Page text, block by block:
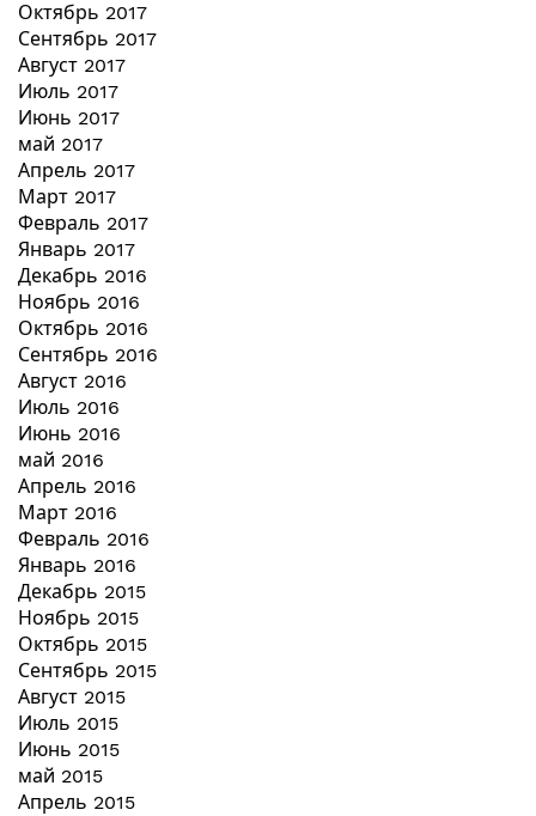
Октябрь 2017
Сентябрь 2017
Август 2017
Июль 2017
Июнь 2017
май 2017
Апрель 2017
Март 2017
Февраль 2017
Январь 2017
Декабрь 2016
Ноябрь 2016
Октябрь 2016
Сентябрь 2016
Август 2016
Июль 2016
Июнь 2016
май 2016
Апрель 2016
Март 2016
Февраль 2016
Январь 2016
Декабрь 2015
Ноябрь 2015
Октябрь 2015
Сентябрь 2015
Август 2015
Июль 2015
Июнь 2015
май 2015
Апрель 2015